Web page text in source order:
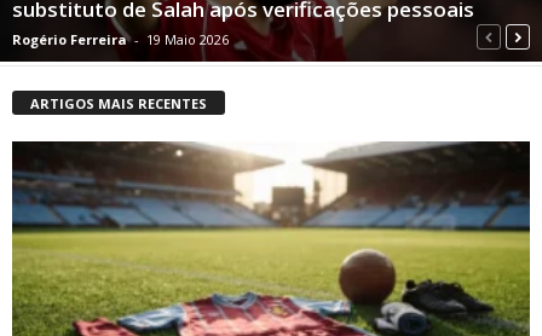
substituto de Salah após verificações pessoais
Rogério Ferreira - 19 Maio 2026
ARTIGOS MAIS RECENTES